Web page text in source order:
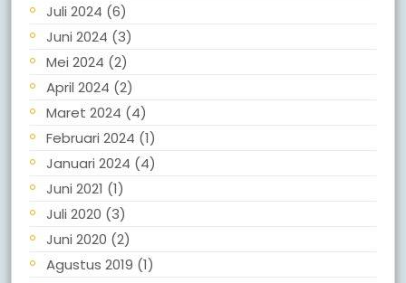
Juli 2024 (6)
Juni 2024 (3)
Mei 2024 (2)
April 2024 (2)
Maret 2024 (4)
Februari 2024 (1)
Januari 2024 (4)
Juni 2021 (1)
Juli 2020 (3)
Juni 2020 (2)
Agustus 2019 (1)